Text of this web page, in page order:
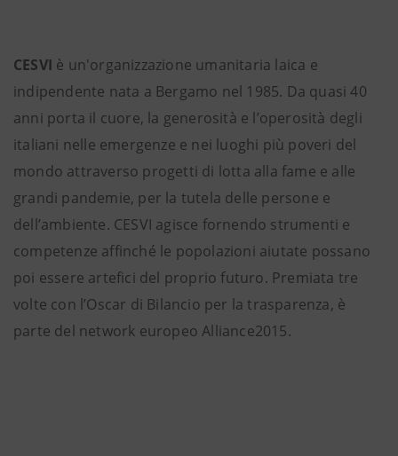
CESVI è un'organizzazione umanitaria laica e
indipendente nata a Bergamo nel 1985. Da quasi 40
anni porta il cuore, la generosità e l’operosità degli
italiani nelle emergenze e nei luoghi più poveri del
mondo attraverso progetti di lotta alla fame e alle
grandi pandemie, per la tutela delle persone e
dell’ambiente. CESVI agisce fornendo strumenti e
competenze affinché le popolazioni aiutate possano
poi essere artefici del proprio futuro. Premiata tre
volte con l’Oscar di Bilancio per la trasparenza, è
parte del network europeo Alliance2015.